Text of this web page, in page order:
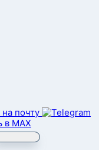
почту
в MAX